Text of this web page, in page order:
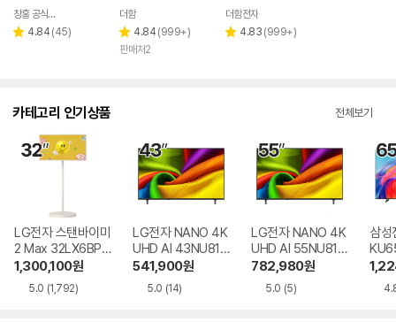
페이
창홍 공식스토어
별 4.84 리
(45)
더함
별
점
4.84 리
(999+)
판매처2
더함전자
별 4.83 리
(999+)
카테고리 인기상품 전체보기
LG전자 스탠바이미
2 Max 32LX6BPG
A
1,300,100원
5.0 (1,792)
LG전자 NANO 4K
UHD AI 43NU810
BENA
541,900원
5.0 (14)
LG전자 NANO 4K
UHD AI 55NU810
BENA
782,980원
5.0 (5)
삼성
R